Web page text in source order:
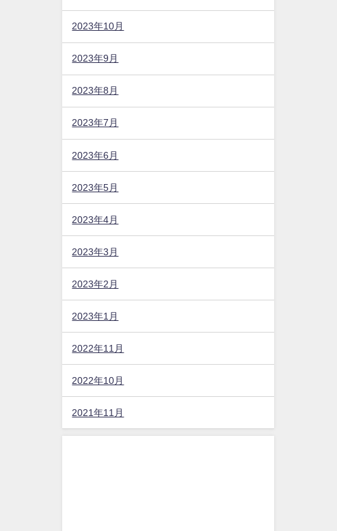
2023年10月
2023年9月
2023年8月
2023年7月
2023年6月
2023年5月
2023年4月
2023年3月
2023年2月
2023年1月
2022年11月
2022年10月
2021年11月